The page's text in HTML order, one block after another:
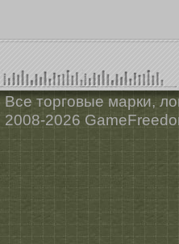
Все торговые марки,
2008-2026